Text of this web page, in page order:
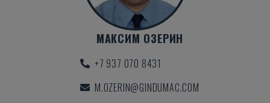
МАКСИМ ОЗЕРИН
+7 937 070 8431
M.OZERIN@GINDUMAC.COM